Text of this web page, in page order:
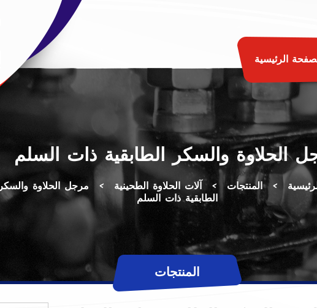
الرئيسية
الحلاوة والسكر الطابقية ذات السلم
> المنتجات > آلات الحلاوة الطحينية >
مرجل الحلاوة والسكر
الطابقية ذات السلم
المنتجات